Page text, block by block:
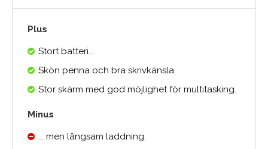
Plus
Stort batteri...
Skön penna och bra skrivkänsla.
Stor skärm med god möjlighet för multitasking.
Minus
... men långsam laddning.